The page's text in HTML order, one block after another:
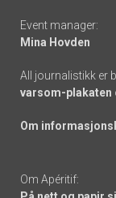
Event manager:
Mina Hovden
All journalistikk er
varsom-plakaten
Om
Om Apéritif: